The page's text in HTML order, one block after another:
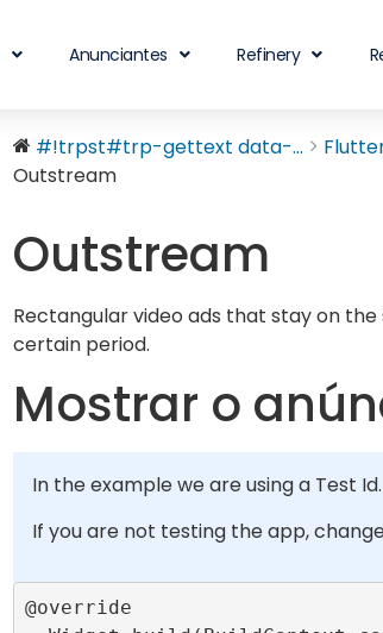
Anunciantes Refinery
#!trpst#trp-gettext data-...
Outstream
Outstream
Rectangular video ads that stay on
certain period.
Mostrar o
In the example we are using a Test Id.
If you are not testing the app,
@override